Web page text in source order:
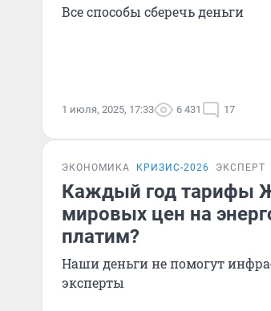
Все способы сберечь деньги
1 июля, 2025, 17:33 6 431 17
ЭКОНОМИКА КРИЗИС-2026 ЭКСПЕРТ
Каждый год тарифы
мировых цен на
платим?
Наши деньги не помогут
эксперты